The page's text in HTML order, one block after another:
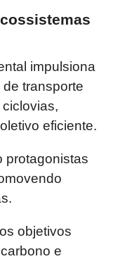
impulsiona
transporte
eficiente.
protagonistas
objetivos
e